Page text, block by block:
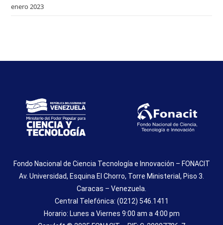
enero 2023
Fondo Nacional de Ciencia Tecnología e Innovación – FONACIT
Av. Universidad, Esquina El Chorro, Torre Ministerial, Piso 3.
Caracas – Venezuela.
Central Telefónica: (0212) 546.1411
Horario: Lunes a Viernes 9:00 am a 4:00 pm